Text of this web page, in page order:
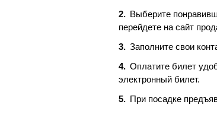
Выберите
перейдете на сайт
Заполните свои
Оплатите билет
электронный билет.
При посадке